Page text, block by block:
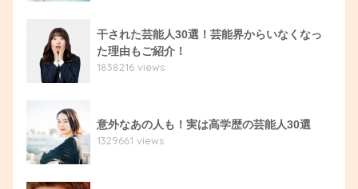
干された芸能人30選！芸能界からいなくなっ
た理由もご紹介！
1838216 views
意外なあの人も！実は高学歴の芸能人30選
1329661 views